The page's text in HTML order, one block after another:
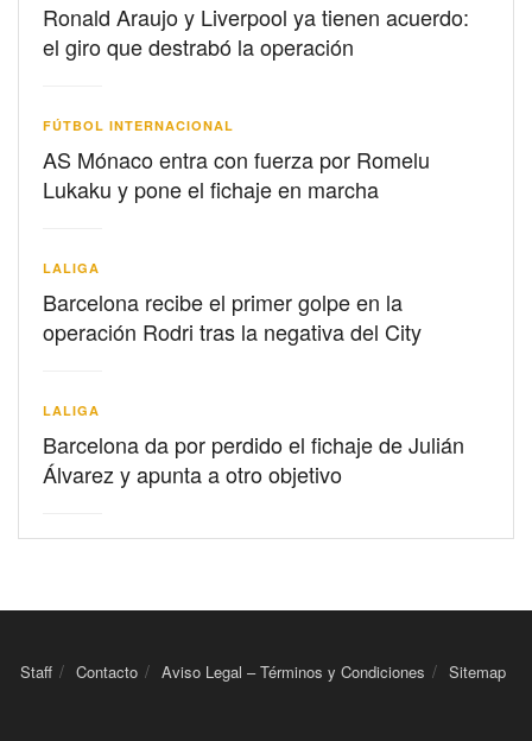
Ronald Araujo y Liverpool ya tienen acuerdo:
el giro que destrabó la operación
FÚTBOL INTERNACIONAL
AS Mónaco entra con fuerza por Romelu
Lukaku y pone el fichaje en marcha
LALIGA
Barcelona recibe el primer golpe en la
operación Rodri tras la negativa del City
LALIGA
Barcelona da por perdido el fichaje de Julián
Álvarez y apunta a otro objetivo
Staff Contacto Aviso Legal – Términos y Condiciones Sitemap